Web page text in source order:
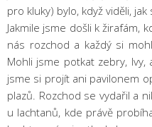
pro kluky) bylo, když viděli,
Jakmile jsme došli k žirafám,
nás rozchod a každý si
Mohli jsme potkat zebry, lvy,
jsme si projít ani pavilonem
plazů. Rozchod se vydařil a
u lachtanů, kde právě